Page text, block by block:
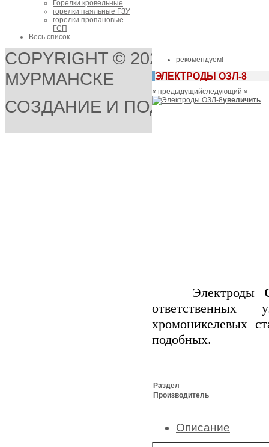
Горелки кровельные
горелки паяльные ГЗУ
горелки пропановые
ГСП
Весь список
рекомендуем!
ЭЛЕКТРОДЫ ОЗЛ-8
« предыдущийследующий »
увеличить
Электроды
ответственных
хромоникелевых
подобных.
Раздел
Производитель
Описание
COPYRIGHT © 2026 ООО
МУРМАНСКЕ
СОЗДАНИЕ И ПОДДЕРЖКА